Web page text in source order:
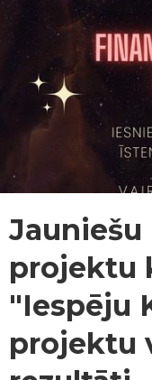
projektu
"Iespēju
projektu